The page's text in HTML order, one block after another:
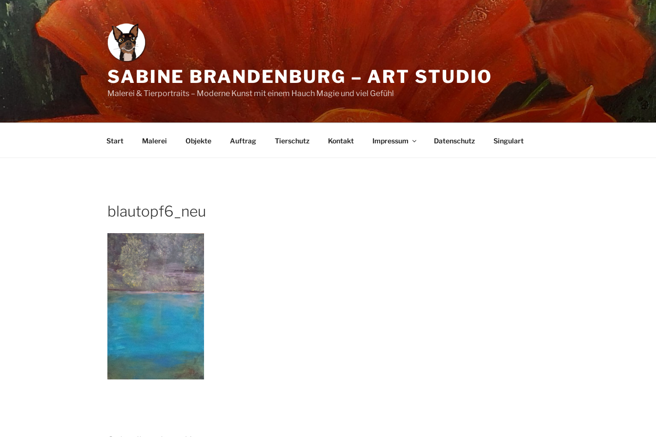
Zum
Inhalt
springen
SABINE BRANDENBURG – ART STUDIO
Malerei & Tierportraits – Moderne Kunst mit einem Hauch Magie und viel Gefühl
Start Malerei Objekte Auftrag Tierschutz Kontakt Impressum Datenschutz Singulart
blautopf6_neu